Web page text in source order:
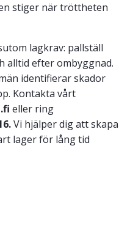
stiger när tröttheten
lagkrav: pallställ
alltid efter ombyggnad.
identifierar skador
Kontakta vårt
eller ring
Vi hjälper dig att skapa
lager för lång tid